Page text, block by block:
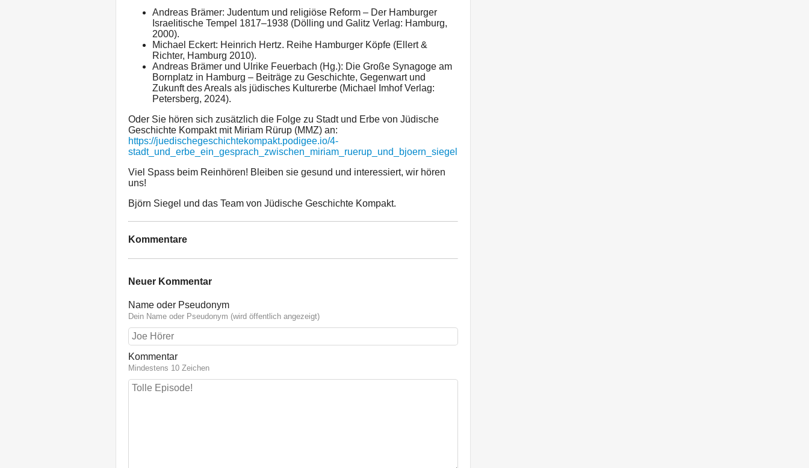
Andreas Brämer: Judentum und religiöse Reform – Der Hamburger
Israelitische Tempel 1817–1938 (Dölling und Galitz Verlag: Hamburg,
2000).
Michael Eckert: Heinrich Hertz. Reihe Hamburger Köpfe (Ellert &
Richter, Hamburg 2010).
Andreas Brämer und Ulrike Feuerbach (Hg.): Die Große Synagoge am
Bornplatz in Hamburg – Beiträge zu Geschichte, Gegenwart und
Zukunft des Areals als jüdisches Kulturerbe (Michael Imhof Verlag:
Petersberg, 2024).
Oder Sie hören sich zusätzlich die Folge zu Stadt und Erbe von Jüdische
Geschichte Kompakt mit Miriam Rürup (MMZ) an:
https://juedischegeschichtekompakt.podigee.io/4-
stadt_und_erbe_ein_gesprach_zwischen_miriam_ruerup_und_bjoern_siegel
Viel Spass beim Reinhören! Bleiben sie gesund und interessiert, wir hören
uns!
Björn Siegel und das Team von Jüdische Geschichte Kompakt.
Kommentare
Neuer Kommentar
Name oder Pseudonym
Dein Name oder Pseudonym (wird öffentlich angezeigt)
Kommentar
Mindestens 10 Zeichen